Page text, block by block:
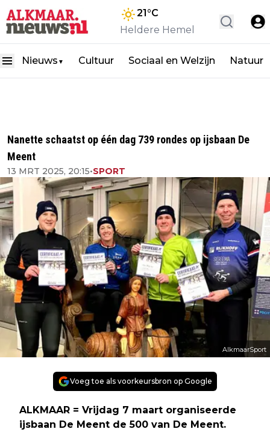
21°C
Heldere Hemel
Nieuws ▼ Cultuur Sociaal en Welzijn Natuur
Nanette schaatst op één dag 739 rondes op ijsbaan De
Meent
13 MRT 2025, 20:15•SPORT
AlkmaarSport
Voeg toe als voorkeursbron op Google
ALKMAAR = Vrijdag 7 maart organiseerde
ijsbaan De Meent de 500 van De Meent.